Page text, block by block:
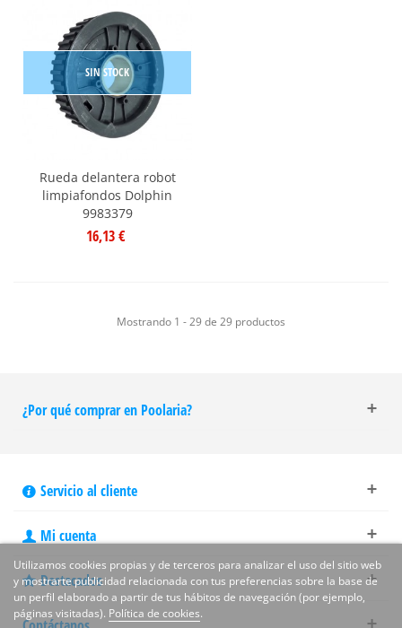
SIN STOCK
Rueda delantera robot
limpiafondos Dolphin
9983379
16,13 €
Mostrando 1 - 29 de 29 productos
¿Por qué comprar en Poolaria?
Servicio al cliente
Mi cuenta
Destacados
Utilizamos cookies propias y de terceros para analizar el uso del sitio web
y mostrarte publicidad relacionada con tus preferencias sobre la base de
un perfil elaborado a partir de tus hábitos de navegación (por ejemplo,
páginas visitadas). Política de cookies.